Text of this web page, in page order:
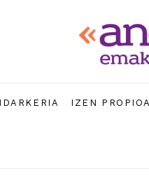
IZEN